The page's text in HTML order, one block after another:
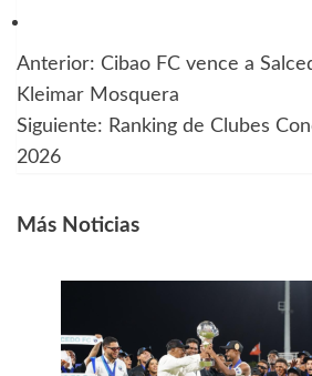
Navegación
de
entradas
Anterior: Cibao FC vence a
Kleimar Mosquera
Siguiente: Ranking de Clubes
2026
Más Noticias